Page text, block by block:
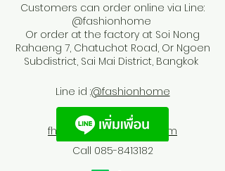
Customers can order online via Line:
@fashionhome
Or order at the factory at Soi Nong
Rahaeng 7, Chatuchot Road, Or Ngoen
Subdistrict, Sai Mai District, Bangkok
Line id :@fashionhome
fhfurnitures@outlook.com
Call 085-8413182